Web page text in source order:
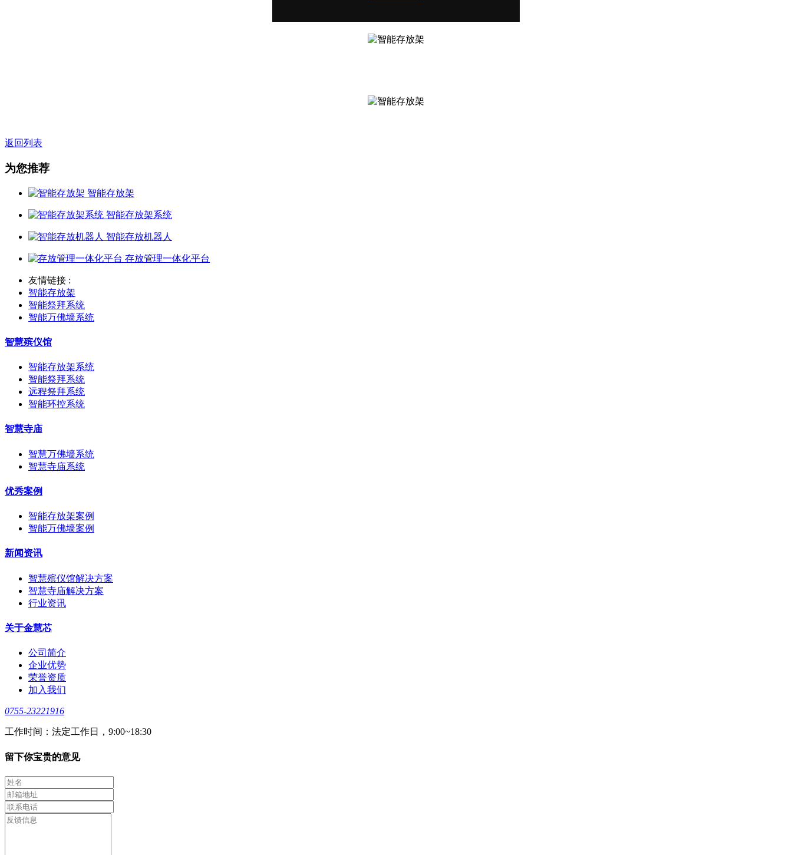
返回列表
为您推荐
智能存放架
智能存放架系统
智能存放机器人
存放管理一体化平台
友情链接 :
智能存放架
智能祭拜系统
智能万佛墙系统
智慧殡仪馆
智能存放架系统
智能祭拜系统
远程祭拜系统
智能环控系统
智慧寺庙
智慧万佛墙系统
智慧寺庙系统
优秀案例
智能存放架案例
智能万佛墙案例
新闻资讯
智慧殡仪馆解决方案
智慧寺庙解决方案
行业资讯
关于金慧芯
公司简介
企业优势
荣誉资质
加入我们
0755-23221916
工作时间：法定工作日，9:00~18:30
留下你宝贵的意见